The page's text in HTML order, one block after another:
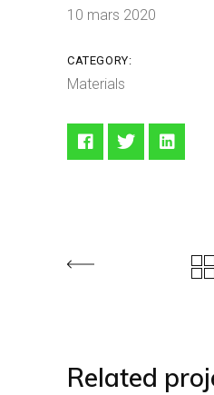
10 mars 2020
CATEGORY:
Materials
Related